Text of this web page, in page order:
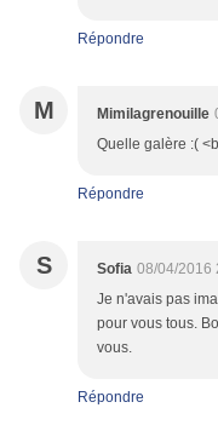
Répondre
M Mimilagrenouille
Quelle galère :(
Répondre
S Sofia 08/04/2016
Je n'avais pas
pour vous tous.
vous.
Répondre